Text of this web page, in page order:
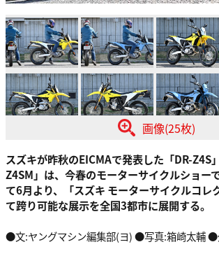
画像(25枚)
スズキが昨秋のEICMAで発表した「DR-Z4S
Z4SM」は、今春のモーターサイクルショー
て6月より、「スズキ モーターサイクルコレ
て跨り可能な展示を全国3都市に展開する。
●文:ヤングマシン編集部(ヨ) ●写真:箱崎太輔 ●